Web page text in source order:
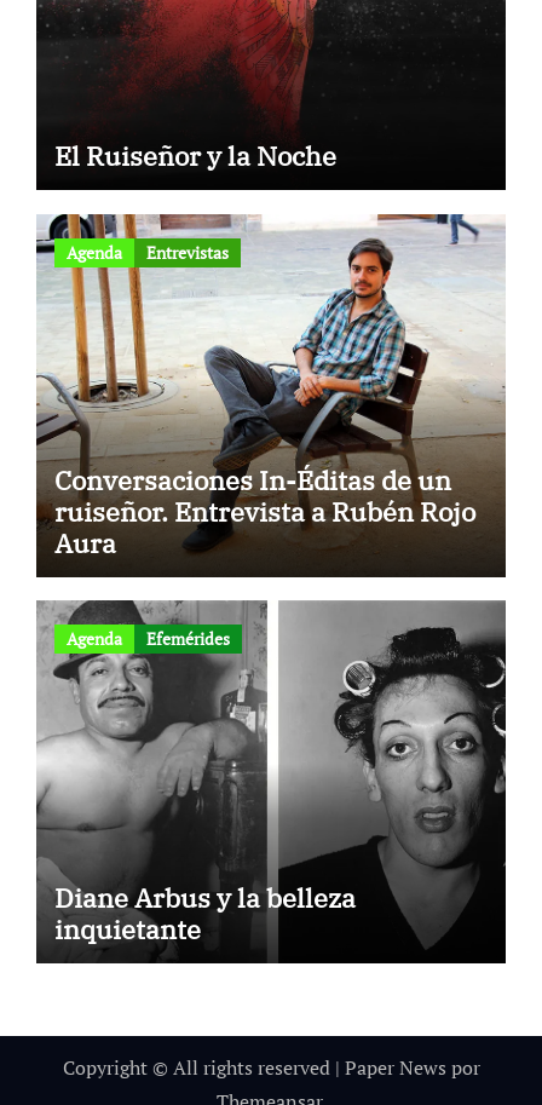
El Ruiseñor y la Noche
Agenda Entrevistas
Conversaciones In-Éditas de un
ruiseñor. Entrevista a Rubén Rojo
Aura
Agenda Efemérides
Diane Arbus y la belleza
inquietante
Copyright © All rights reserved | Paper News por